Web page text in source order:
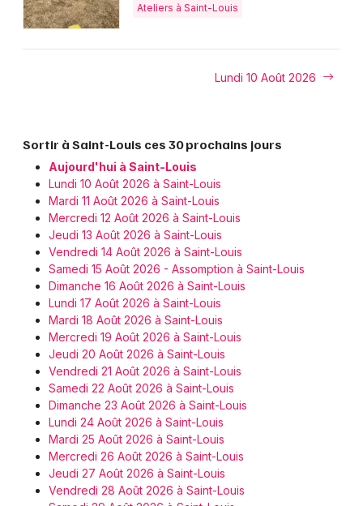
Ateliers à Saint-Louis
Lundi 10 Août 2026
Sortir à Saint-Louis ces 30 prochains jours
Aujourd'hui à Saint-Louis
Lundi 10 Août 2026 à Saint-Louis
Mardi 11 Août 2026 à Saint-Louis
Mercredi 12 Août 2026 à Saint-Louis
Jeudi 13 Août 2026 à Saint-Louis
Vendredi 14 Août 2026 à Saint-Louis
Samedi 15 Août 2026 - Assomption à Saint-Louis
Dimanche 16 Août 2026 à Saint-Louis
Lundi 17 Août 2026 à Saint-Louis
Mardi 18 Août 2026 à Saint-Louis
Mercredi 19 Août 2026 à Saint-Louis
Jeudi 20 Août 2026 à Saint-Louis
Vendredi 21 Août 2026 à Saint-Louis
Samedi 22 Août 2026 à Saint-Louis
Dimanche 23 Août 2026 à Saint-Louis
Lundi 24 Août 2026 à Saint-Louis
Mardi 25 Août 2026 à Saint-Louis
Mercredi 26 Août 2026 à Saint-Louis
Jeudi 27 Août 2026 à Saint-Louis
Vendredi 28 Août 2026 à Saint-Louis